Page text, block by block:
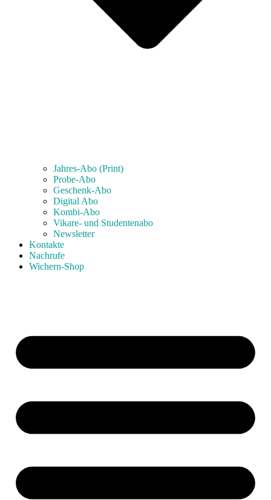
Jahres-Abo (Print)
Probe-Abo
Geschenk-Abo
Digital Abo
Kombi-Abo
Vikare- und Studentenabo
Newsletter
Kontakte
Nachrufe
Wichern-Shop